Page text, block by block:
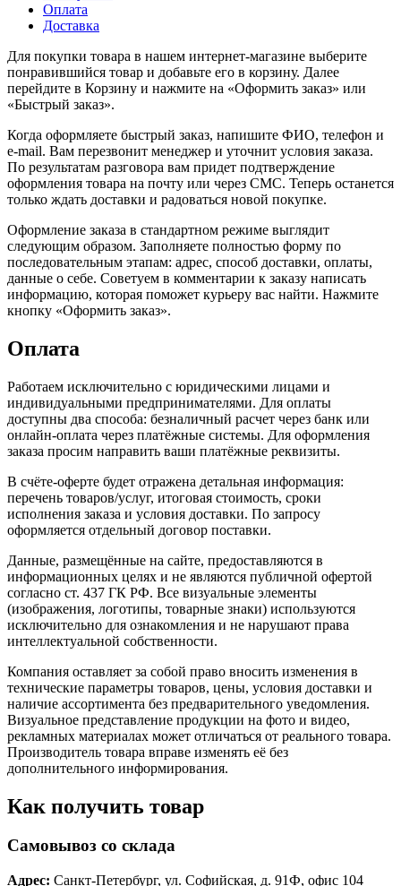
Оплата
Доставка
Для покупки товара в нашем интернет-магазине выберите
понравившийся товар и добавьте его в корзину. Далее
перейдите в Корзину и нажмите на «Оформить заказ» или
«Быстрый заказ».
Когда оформляете быстрый заказ, напишите ФИО, телефон и
e-mail. Вам перезвонит менеджер и уточнит условия заказа.
По результатам разговора вам придет подтверждение
оформления товара на почту или через СМС. Теперь останется
только ждать доставки и радоваться новой покупке.
Оформление заказа в стандартном режиме выглядит
следующим образом. Заполняете полностью форму по
последовательным этапам: адрес, способ доставки, оплаты,
данные о себе. Советуем в комментарии к заказу написать
информацию, которая поможет курьеру вас найти. Нажмите
кнопку «Оформить заказ».
Оплата
Работаем исключительно с юридическими лицами и
индивидуальными предпринимателями. Для оплаты
доступны два способа: безналичный расчет через банк или
онлайн-оплата через платёжные системы. Для оформления
заказа просим направить ваши платёжные реквизиты.
В счёте-оферте будет отражена детальная информация:
перечень товаров/услуг, итоговая стоимость, сроки
исполнения заказа и условия доставки. По запросу
оформляется отдельный договор поставки.
Данные, размещённые на сайте, предоставляются в
информационных целях и не являются публичной офертой
согласно ст. 437 ГК РФ. Все визуальные элементы
(изображения, логотипы, товарные знаки) используются
исключительно для ознакомления и не нарушают права
интеллектуальной собственности.
Компания оставляет за собой право вносить изменения в
технические параметры товаров, цены, условия доставки и
наличие ассортимента без предварительного уведомления.
Визуальное представление продукции на фото и видео,
рекламных материалах может отличаться от реального товара.
Производитель товара вправе изменять её без
дополнительного информирования.
Как получить товар
Самовывоз со склада
Адрес: Санкт-Петербург, ул. Софийская, д. 91Ф, офис 104